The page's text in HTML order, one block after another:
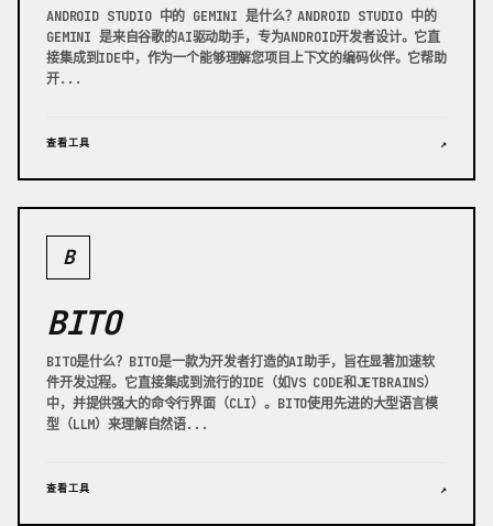
ANDROID STUDIO 中的 GEMINI 是什么？ANDROID STUDIO 中的
GEMINI 是来自谷歌的AI驱动助手，专为ANDROID开发者设计。它直
接集成到IDE中，作为一个能够理解您项目上下文的编码伙伴。它帮助
开...
查看工具 ↗
B
BITO
BITO是什么？BITO是一款为开发者打造的AI助手，旨在显著加速软
件开发过程。它直接集成到流行的IDE（如VS CODE和JETBRAINS）
中，并提供强大的命令行界面（CLI）。BITO使用先进的大型语言模
型（LLM）来理解自然语...
查看工具 ↗